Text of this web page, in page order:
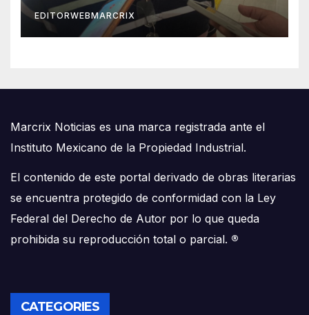
EDITORWEBMARCRIX
Marcrix Noticias es una marca registrada ante el
Instituto Mexicano de la Propiedad Industrial.
El contenido de este portal derivado de obras literarias
se encuentra protegido de conformidad con la Ley
Federal del Derecho de Autor por lo que queda
prohibida su reproducción total o parcial. ®
CATEGORIES